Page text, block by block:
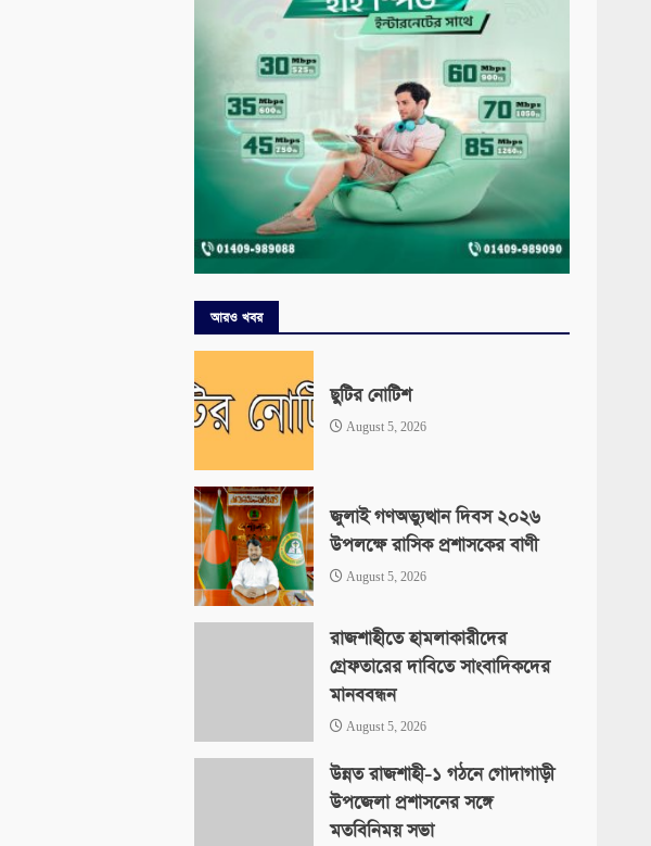
আরও খবর
ছুটির নোটিশ
August 5, 2026
জুলাই গণঅভ্যুত্থান দিবস ২০২৬
উপলক্ষে রাসিক প্রশাসকের বাণী
August 5, 2026
রাজশাহীতে হামলাকারীদের
গ্রেফতারের দাবিতে সাংবাদিকদের
মানববন্ধন
August 5, 2026
উন্নত রাজশাহী-১ গঠনে গোদাগাড়ী
উপজেলা প্রশাসনের সঙ্গে
মতবিনিময় সভা